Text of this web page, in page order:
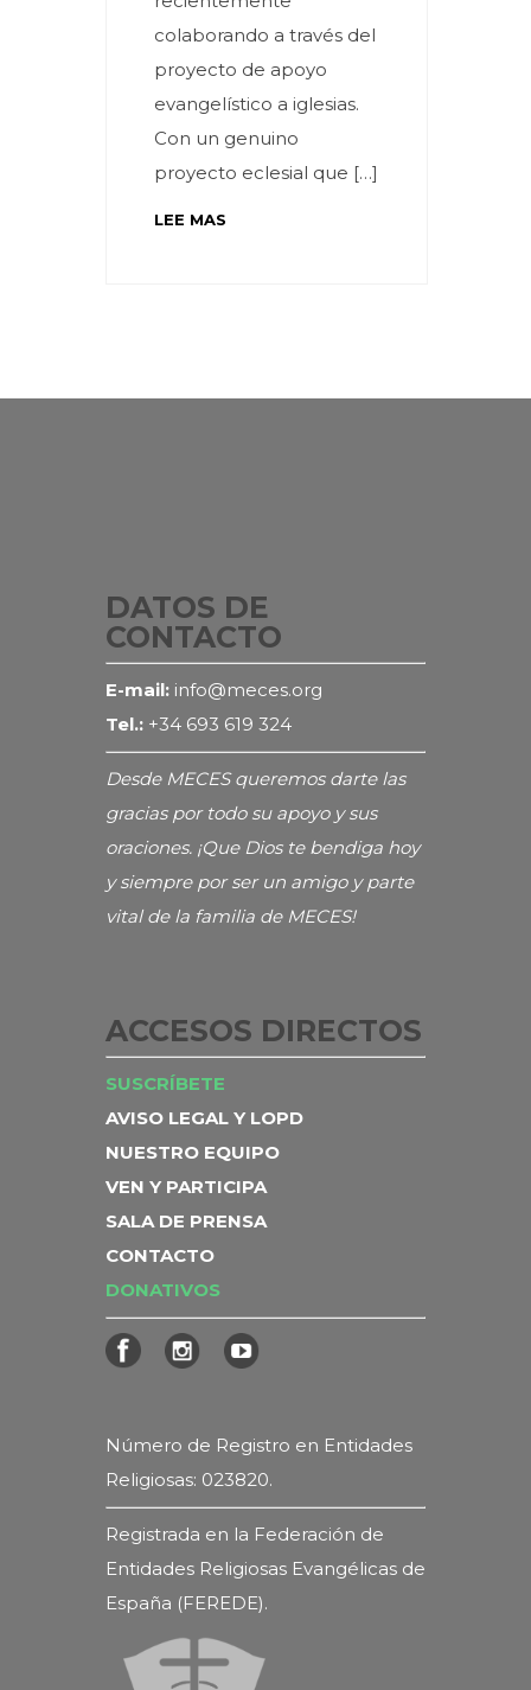
colaborando a través del
proyecto de apoyo
evangelístico a iglesias.
Con un genuino
proyecto eclesial que […]
LEE MAS
DATOS DE
CONTACTO
E-mail: info@meces.org
Tel.: +34 693 619 324
Desde MECES queremos darte las
gracias por todo su apoyo y sus
oraciones. ¡Que Dios te bendiga hoy
y siempre por ser un amigo y parte
vital de la familia de MECES!
ACCESOS DIRECTOS
SUSCRÍBETE
AVISO LEGAL Y LOPD
NUESTRO EQUIPO
VEN Y PARTICIPA
SALA DE PRENSA
CONTACTO
DONATIVOS
Número de Registro en Entidades
Religiosas: 023820.
Registrada en la Federación de
Entidades Religiosas Evangélicas de
España (FEREDE).